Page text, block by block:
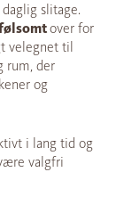
slitage.
over for
velegnet til
rum, der
og
i lang tid og
valgfri